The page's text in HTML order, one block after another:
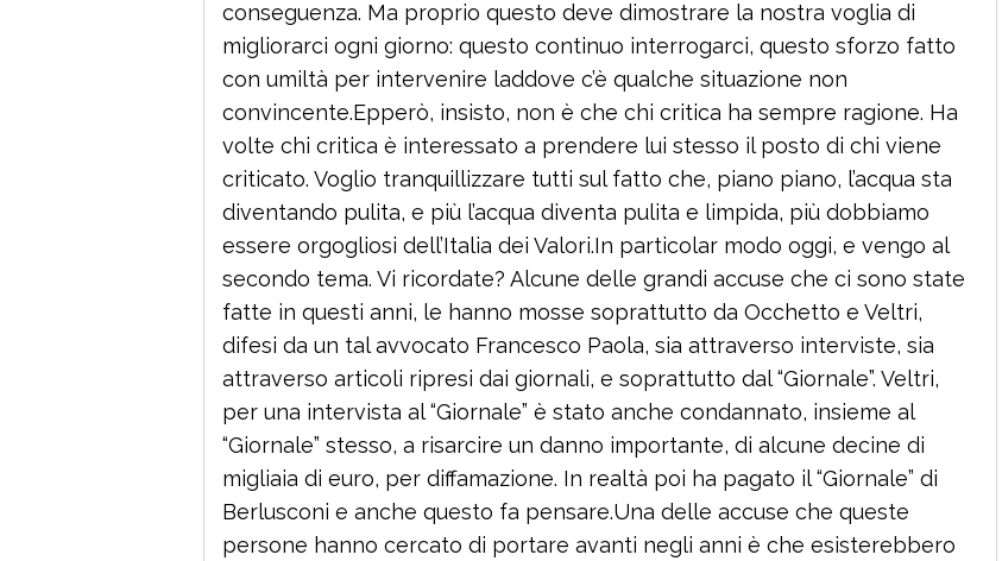
conseguenza. Ma proprio questo deve dimostrare la nostra voglia di
migliorarci ogni giorno: questo continuo interrogarci, questo sforzo fatto
con umiltà per intervenire laddove c’è qualche situazione non
convincente.Epperò, insisto, non è che chi critica ha sempre ragione. Ha
volte chi critica è interessato a prendere lui stesso il posto di chi viene
criticato. Voglio tranquillizzare tutti sul fatto che, piano piano, l’acqua sta
diventando pulita, e più l’acqua diventa pulita e limpida, più dobbiamo
essere orgogliosi dell’Italia dei Valori.In particolar modo oggi, e vengo al
secondo tema. Vi ricordate? Alcune delle grandi accuse che ci sono state
fatte in questi anni, le hanno mosse soprattutto da Occhetto e Veltri,
difesi da un tal avvocato Francesco Paola, sia attraverso interviste, sia
attraverso articoli ripresi dai giornali, e soprattutto dal “Giornale”. Veltri,
per una intervista al “Giornale” è stato anche condannato, insieme al
“Giornale” stesso, a risarcire un danno importante, di alcune decine di
migliaia di euro, per diffamazione. In realtà poi ha pagato il “Giornale” di
Berlusconi e anche questo fa pensare.Una delle accuse che queste
persone hanno cercato di portare avanti negli anni è che esisterebbero